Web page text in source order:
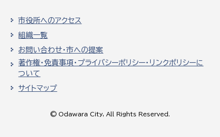
市役所へのアクセス
組織一覧
お問い合わせ・市への提案
著作権・免責事項・プライバシーポリシー・リンクポリシーに
ついて
サイトマップ
© Odawara City, All Rights Reserved.